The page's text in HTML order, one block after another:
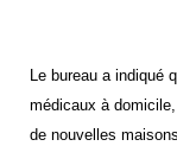
Le bureau a indiqué
médicaux à
de nouvelles